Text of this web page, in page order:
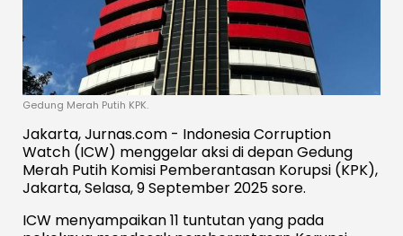
Gedung Merah Putih KPK.
Jakarta, Jurnas.com - Indonesia Corruption
Watch (ICW) menggelar aksi di depan Gedung
Merah Putih Komisi Pemberantasan Korupsi (KPK),
Jakarta, Selasa, 9 September 2025 sore.
ICW menyampaikan 11 tuntutan yang pada